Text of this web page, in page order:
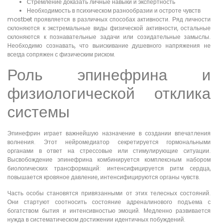
Необходимость в психическом разнообразии и остроте чувств
mostbet проявляется в различных способах активности. Ряд личности
склоняются к экстремальные виды физической активности, остальные
склоняются к познавательные задачи или созидательные замыслы.
Необходимо сознавать, что выискивание душевного напряжения не
всегда сопряжен с физическим риском.
Роль эпинефрина и
физиологической отклика
системы
Эпинефрин играет важнейшую назначение в создании впечатления
волнения. Этот нейромедиатор секретируется гормональными
органами в ответ на стрессовые или стимулирующие ситуации.
Высвобождение эпинефрина комбинируется комплексным набором
биологических трансформаций: интенсифицируется ритм сердца,
повышается кровяное давление, интенсифицируются органы чувств.
Часть особы становятся привязанными от этих телесных состояний.
Они стартуют соотносить состояние адреналинового подъема с
богатством бытия и интенсивностью эмоций. Медленно развивается
нужда в систематическом достижении идентичных побуждений.